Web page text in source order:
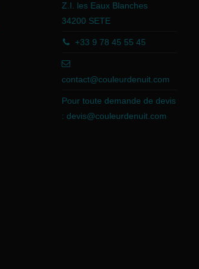
Z.I. les Eaux Blanches
34200 SETE
+33 9 78 45 55 45
contact@couleurdenuit.com
Pour toute demande de devis
:devis@couleurdenuit.com